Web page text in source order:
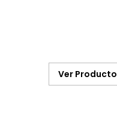
Ver Producto